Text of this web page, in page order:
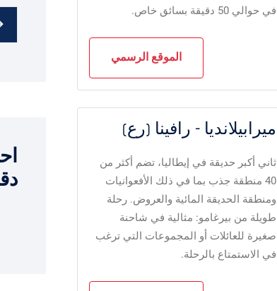
في حوالي 50 دقيقة بسائق خاص.
الموقع الرسمي
ميرابيلانديا - رافينا (رع)
ثاني أكبر حديقة في إيطاليا، تضم أكثر من
40 منطقة جذب بما في ذلك الأفعوانيات
ومنطقة الحديقة المائية والعروض. رحلة
طويلة من بيرغامو: مثالية في شاحنة
صغيرة للعائلات أو المجموعات التي ترغب
في الاستمتاع بالرحلة.